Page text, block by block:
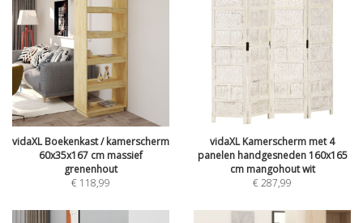
vidaXL Boekenkast / kamerscherm
60x35x167 cm massief
grenenhout
€ 118,99
vidaXL Kamerscherm met 4
panelen handgesneden 160x165
cm mangohout wit
€287,99